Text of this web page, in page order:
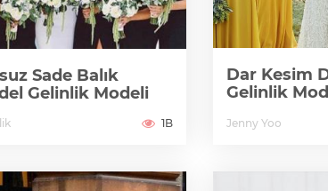
Sade Balık
Gelinlik Modeli
1B
Dar Kesim
Gelinlik
Jenny Yoo